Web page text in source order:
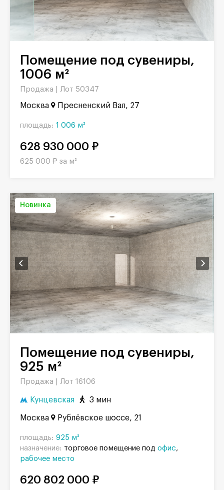
Помещение под сувениры,
1006 м²
Продажа | Лот 50347
Москва Пресненский Вал, 27
площадь: 1 006 м²
628 930 000 ₽
625 000 ₽ за м²
Новинка
Помещение под сувениры,
925 м²
Продажа | Лот 16106
Кунцевская 3 мин
Москва Рублёвское шоссе, 21
площадь: 925 м²
назначение: торговое помещение под офис
рабочее место
620 802 000 ₽